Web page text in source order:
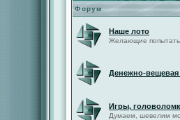
Форум
Наше лото
Желающие попытать
Денежно-вещевая
Игры,
Думаем, шевелим